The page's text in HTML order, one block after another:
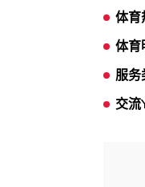
体育
体育
服务
交流